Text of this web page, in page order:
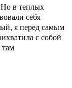
в теплых
себя
я перед самым
с собой
там